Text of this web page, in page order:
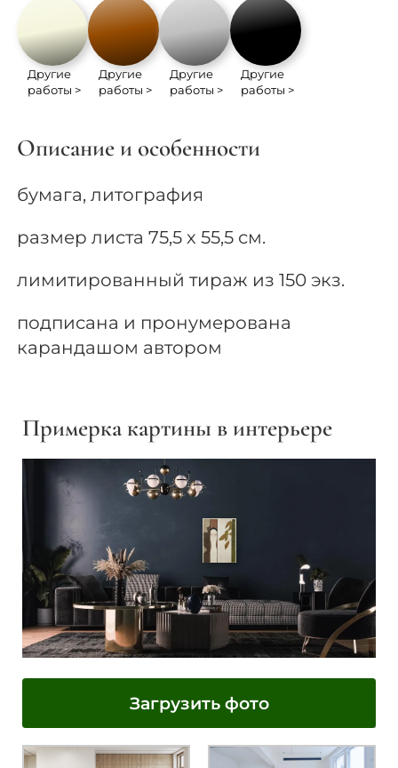
Другие
работы >
Другие
работы >
Другие
работы >
Другие
работы >
Описание и особенности
бумага, литография
размер листа 75,5 х 55,5 см.
лимитированный тираж из 150 экз.
подписана и пронумерована
карандашом автором
Примерка картины в интерьере
Загрузить фото